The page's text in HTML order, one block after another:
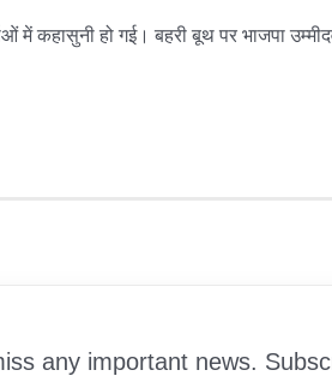
में कहासुनी हो गई। बहरी बूथ पर भाजपा
any important news.